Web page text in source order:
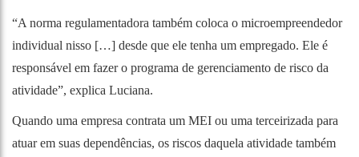
“A norma regulamentadora também coloca o microempreendedor
individual nisso […] desde que ele tenha um empregado. Ele é
responsável em fazer o programa de gerenciamento de risco da
atividade”, explica Luciana.
Quando uma empresa contrata um MEI ou uma terceirizada para
atuar em suas dependências, os riscos daquela atividade também